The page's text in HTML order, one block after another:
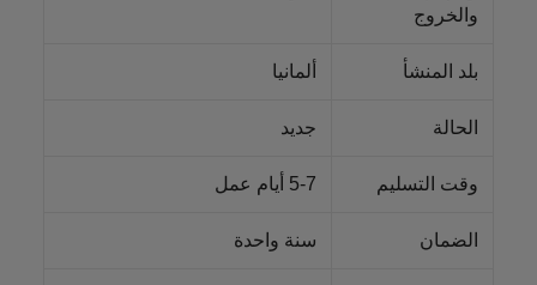
والخروج
بلد المنشأ ألمانيا
الحالة جديد
وقت التسليم 5-7 أيام عمل
الضمان سنة واحدة